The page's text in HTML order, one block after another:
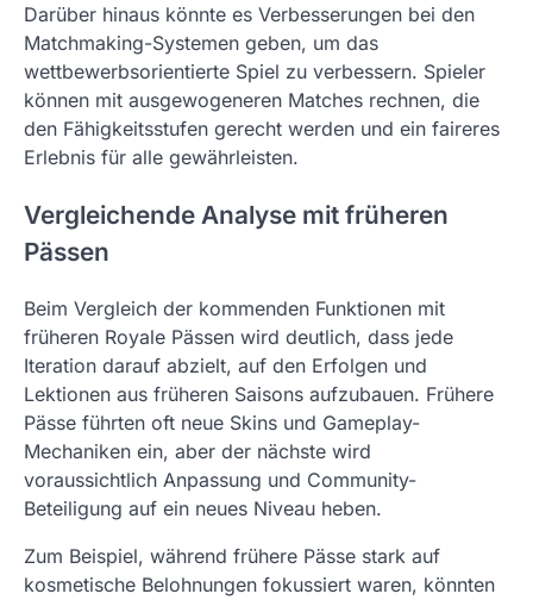
Darüber hinaus könnte es Verbesserungen bei den
Matchmaking-Systemen geben, um das
wettbewerbsorientierte Spiel zu verbessern. Spieler
können mit ausgewogeneren Matches rechnen, die
den Fähigkeitsstufen gerecht werden und ein faireres
Erlebnis für alle gewährleisten.
Vergleichende Analyse mit früheren
Pässen
Beim Vergleich der kommenden Funktionen mit
früheren Royale Pässen wird deutlich, dass jede
Iteration darauf abzielt, auf den Erfolgen und
Lektionen aus früheren Saisons aufzubauen. Frühere
Pässe führten oft neue Skins und Gameplay-
Mechaniken ein, aber der nächste wird
voraussichtlich Anpassung und Community-
Beteiligung auf ein neues Niveau heben.
Zum Beispiel, während frühere Pässe stark auf
kosmetische Belohnungen fokussiert waren, könnten